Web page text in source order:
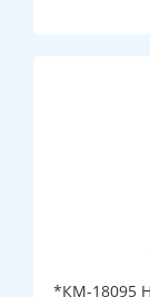
*КМ-18095